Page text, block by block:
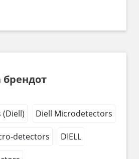
Diell Microdetectors
detectors DIELL